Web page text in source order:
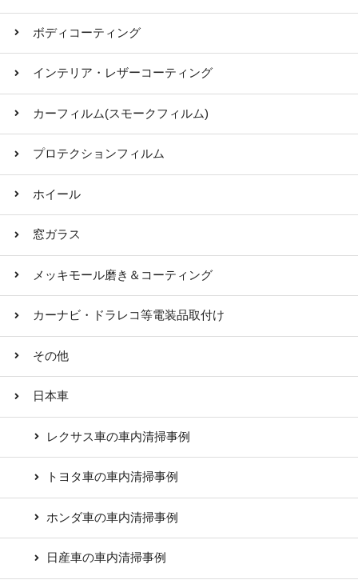
ボディコーティング
インテリア・レザーコーティング
カーフィルム(スモークフィルム)
プロテクションフィルム
ホイール
窓ガラス
メッキモール磨き＆コーティング
カーナビ・ドラレコ等電装品取付け
その他
日本車
レクサス車の車内清掃事例
トヨタ車の車内清掃事例
ホンダ車の車内清掃事例
日産車の車内清掃事例